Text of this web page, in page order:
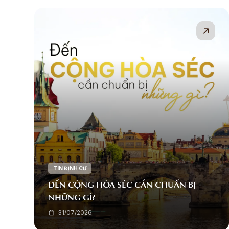
TIN ĐỊNH CƯ
ĐẾN CỘNG HÒA SÉC CẦN CHUẨN BỊ
NHỮNG GÌ?
31/07/2026